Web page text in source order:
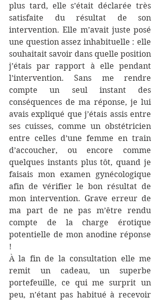
plus tard, elle s’était déclarée très
satisfaite du résultat de son
intervention. Elle m’avait juste posé
une question assez inhabituelle : elle
souhaitait savoir dans quelle position
j’étais par rapport à elle pendant
l’intervention. Sans me rendre
compte un seul instant des
conséquences de ma réponse, je lui
avais expliqué que j’étais assis entre
ses cuisses, comme un obstétricien
entre celles d’une femme en train
d’accoucher, ou encore comme
quelques instants plus tôt, quand je
faisais mon examen gynécologique
afin de vérifier le bon résultat de
mon intervention. Grave erreur de
ma part de ne pas m’être rendu
compte de la charge érotique
potentielle de mon anodine réponse
!
À la fin de la consultation elle me
remit un cadeau, un superbe
portefeuille, ce qui me surprit un
peu, n’étant pas habitué à recevoir